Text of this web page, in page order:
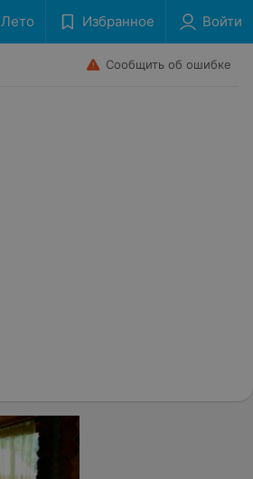
Лето Избранное Войти
Сообщить об ошибке